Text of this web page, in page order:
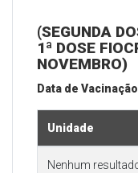
(SEGUNDA
1ª DOSE
NOVEMBRO)
Data de
Unidade
Nenhum